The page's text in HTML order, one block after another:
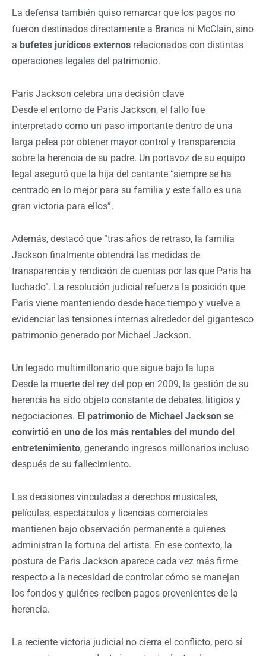
La defensa también quiso remarcar que los pagos no
fueron destinados directamente a Branca ni McClain, sino
a bufetes jurídicos externos relacionados con distintas
operaciones legales del patrimonio.
Paris Jackson celebra una decisión clave
Desde el entorno de Paris Jackson, el fallo fue
interpretado como un paso importante dentro de una
larga pelea por obtener mayor control y transparencia
sobre la herencia de su padre. Un portavoz de su equipo
legal aseguró que la hija del cantante “siempre se ha
centrado en lo mejor para su familia y este fallo es una
gran victoria para ellos”.
Además, destacó que “tras años de retraso, la familia
Jackson finalmente obtendrá las medidas de
transparencia y rendición de cuentas por las que Paris ha
luchado”. La resolución judicial refuerza la posición que
Paris viene manteniendo desde hace tiempo y vuelve a
evidenciar las tensiones internas alrededor del gigantesco
patrimonio generado por Michael Jackson.
Un legado multimillonario que sigue bajo la lupa
Desde la muerte del rey del pop en 2009, la gestión de su
herencia ha sido objeto constante de debates, litigios y
negociaciones. El patrimonio de Michael Jackson se
convirtió en uno de los más rentables del mundo del
entretenimiento, generando ingresos millonarios incluso
después de su fallecimiento.
Las decisiones vinculadas a derechos musicales,
películas, espectáculos y licencias comerciales
mantienen bajo observación permanente a quienes
administran la fortuna del artista. En ese contexto, la
postura de Paris Jackson aparece cada vez más firme
respecto a la necesidad de controlar cómo se manejan
los fondos y quiénes reciben pagos provenientes de la
herencia.
La reciente victoria judicial no cierra el conflicto, pero sí